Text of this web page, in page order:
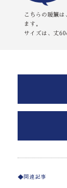
こちらの暖簾
ます。
サイズは、丈
関連記事